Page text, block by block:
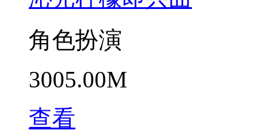
角色扮演
3005.00M
查看